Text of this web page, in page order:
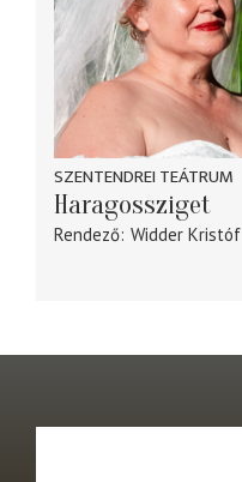
SZENTENDREI TEÁTRUM
Haragossziget
Rendező Widder Kristóf